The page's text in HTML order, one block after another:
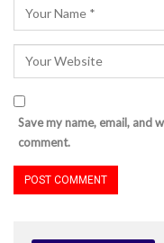
Save my name, email, and
comment.